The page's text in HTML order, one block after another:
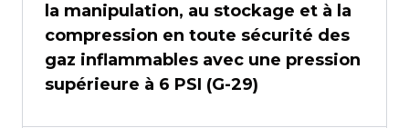
la manipulation, au stockage et à la
compression en toute sécurité des
gaz inflammables avec une pression
supérieure à 6 PSI (G-29)